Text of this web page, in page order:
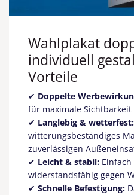
Wahlplakat
individuell
Vorteile
✔ Doppelte
für maximale
✔ Langlebig & wetterfest:
witterungsbeständiges
zuverlässigen
✔ Leicht & stabil:
widerstandsfähig gegen
✔ Schnelle Befestigung: